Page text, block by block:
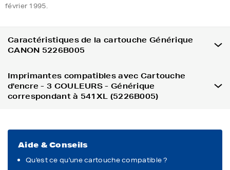
février 1995.
Caractéristiques de la cartouche Générique
CANON 5226B005
Imprimantes compatibles avec Cartouche
d'encre - 3 COULEURS - Générique
correspondant à 541XL (5226B005)
Aide & Conseils
Qu'est ce qu'une cartouche compatible ?